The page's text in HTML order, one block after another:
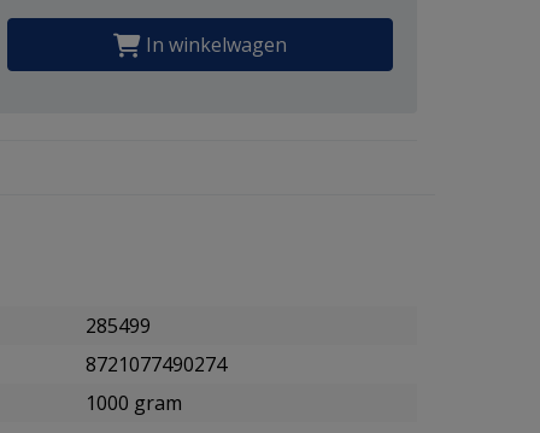
In winkelwagen
285499
8721077490274
1000 gram